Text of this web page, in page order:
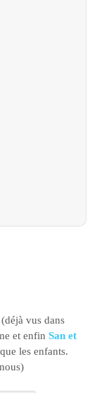
(déjà vus dans
et enfin San et
les enfants.